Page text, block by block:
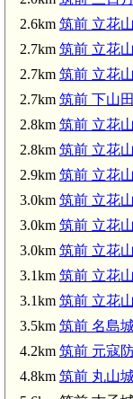
2.6km 筑前 立花
2.7km 筑前 立花
2.7km 筑前 立花
2.7km 筑前 下山
2.8km 筑前 立花
2.8km 筑前 立花
2.9km 筑前 立花
3.0km 筑前 立花
3.0km 筑前 立花
3.0km 筑前 立花
3.1km 筑前 立花
3.1km 筑前 立花
3.5km 筑前 名島
4.2km 筑前 元寇
4.8km 筑前 丸山